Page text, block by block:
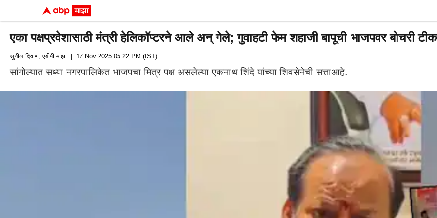
एका पक्षप्रवेशासाठी मंत्री हेलिकॉप्टरने आले अन् गेले; गुवाहटी फेम शहाजी बापूची भाजपवर बोचरी
सुनील दिवाण, एबीपी माझा | 17 Nov 2025 05:22 PM (IST)
सांगोल्यात सध्या नगरपालिकेत भाजपचा मित्र पक्ष असलेल्या एकनाथ शिंदे यांच्या शिवसेनेची सत्ताआहे.